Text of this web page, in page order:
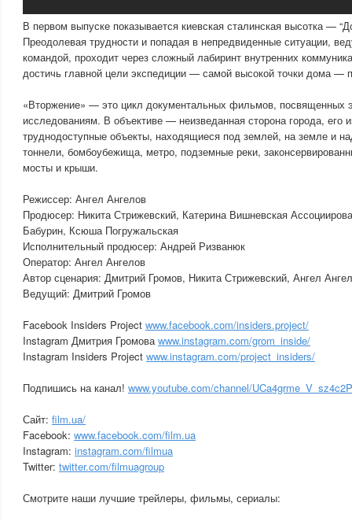
В первом выпуске показывается киевская сталинская высотка —
Преодолевая трудности и попадая в непредвиденные ситуации,
командой, проходит через сложный лабиринт внутренних
достичь главной цели экспедиции — самой высокой точки дома —
«Вторжение» — это цикл документальных фильмов, посвященных
исследованиям. В объективе — неизведанная сторона города, его
труднодоступные объекты, находящиеся под землей, на земле и
тоннели, бомбоубежища, метро, подземные реки,
мосты и крыши.
Режиссер: Ангел Ангелов
Продюсер: Никита Стрижевский, Катерина Вишневская
Бабурин, Ксюша Погружальская
Исполнительный продюсер: Андрей Ризванюк
Оператор: Ангел Ангелов
Автор сценария: Дмитрий Громов, Никита Стрижевский, Ангел
Ведущий: Дмитрий Громов
Facebook Insiders Project www.facebook.com/insiders.project/
Instagram Дмитрия Громоваwww.instagram.com/grom_inside/
Instagram Insiders Project www.instagram.com/project_insiders/
Подпишись на канал! www.youtube.com/channel/
Сайт: film.ua/
Facebook: www.facebook.com/film.ua
Instagram: instagram.com/filmua
Twitter: twitter.com/filmuagroup
Смотрите наши лучшие трейлеры, фильмы, сериалы: